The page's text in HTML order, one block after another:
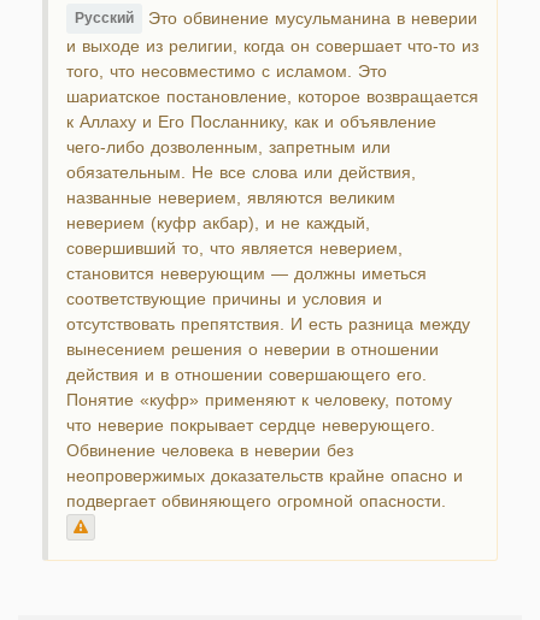
Русский Это обвинение мусульманина в неверии
и выходе из религии, когда он совершает что-то из
того, что несовместимо с исламом. Это
шариатское постановление, которое возвращается
к Аллаху и Его Посланнику, как и объявление
чего-либо дозволенным, запретным или
обязательным. Не все слова или действия,
названные неверием, являются великим
неверием (куфр акбар), и не каждый,
совершивший то, что является неверием,
становится неверующим — должны иметься
соответствующие причины и условия и
отсутствовать препятствия. И есть разница между
вынесением решения о неверии в отношении
действия и в отношении совершающего его.
Понятие «куфр» применяют к человеку, потому
что неверие покрывает сердце неверующего.
Обвинение человека в неверии без
неопровержимых доказательств крайне опасно и
подвергает обвиняющего огромной опасности.